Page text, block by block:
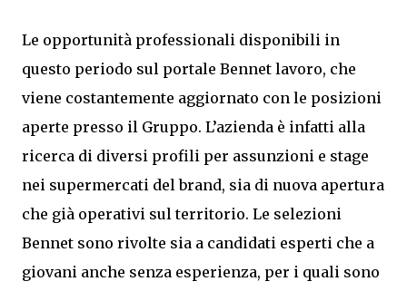
Le opportunità professionali disponibili in
questo periodo sul portale Bennet lavoro, che
viene costantemente aggiornato con le posizioni
aperte presso il Gruppo. L’azienda è infatti alla
ricerca di diversi profili per assunzioni e stage
nei supermercati del brand, sia di nuova apertura
che già operativi sul territorio. Le selezioni
Bennet sono rivolte sia a candidati esperti che a
giovani anche senza esperienza, per i quali sono